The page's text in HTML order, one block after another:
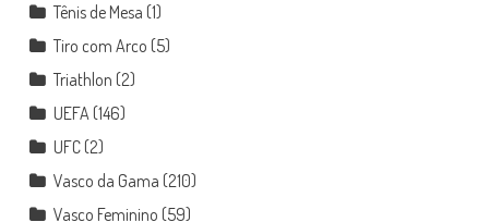
Tênis de Mesa (1)
Tiro com Arco (5)
Triathlon (2)
UEFA(146)
UFC(2)
Vasco da Gama (210)
Vasco Feminino (59)